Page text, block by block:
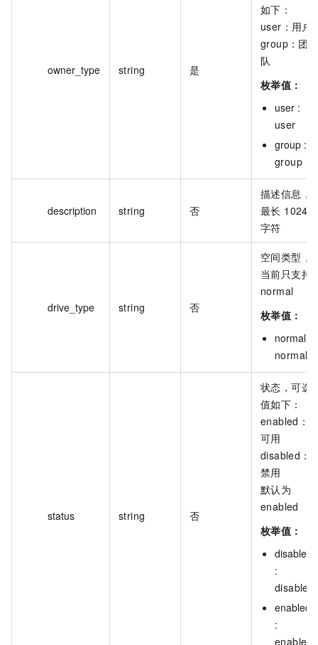
owner_type string 是
如下：
user：用户
group：团
队
枚举值：
user :
user
group :
group
description string 否
描述信息，
最长 1024
字符
drive_type string 否
空间类型，
当前只支持
normal
枚举值：
normal :
normal
status string 否
状态，可选
值如下：
enabled：
可用
disabled：
禁用
默认为
enabled
枚举值：
disabled
:
disabled
enabled
:
enabled